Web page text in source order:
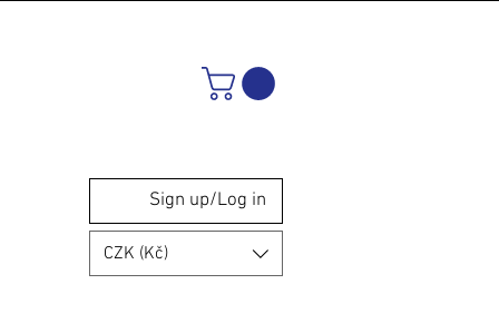
Sign up/Log in
CZK (Kč)